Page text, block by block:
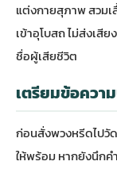
แต่งกายสุภาพ สวมเ
เข้าอุโบสถ ไม่ส่งเสี
ชื่อผู้เสียชีวิต
เตรียมข้อคว
ก่อนสั่งพวงหรีดไปวั
ให้พร้อม หากยังนึกค